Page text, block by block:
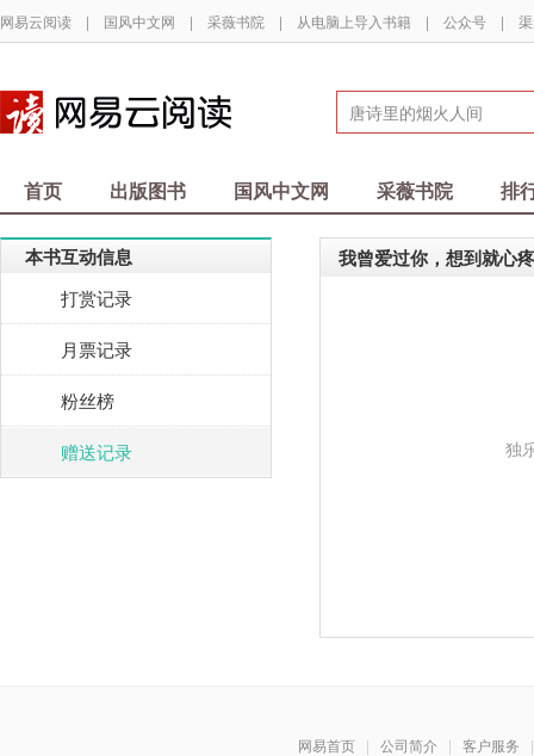
网易云阅读 | 国风中文网 | 采薇书院 | 从电脑上导入书籍 | 公众号 |
首页 出版图书 国风中文网 采薇书院 排
本书互动信息
打赏记录
月票记录
粉丝榜
赠送记录
我曾爱过你，想到就心疼
独
网易首页 | 公司简介 | 客户服务
|